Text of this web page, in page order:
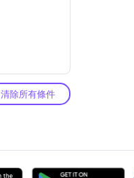
清除所有條件